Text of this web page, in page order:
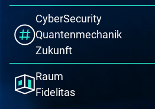
CyberSecurity
Quantenmechanik
Zukunft
Raum
Fidelitas